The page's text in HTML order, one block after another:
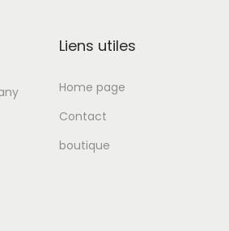
Liens utiles
Home page
Contact
boutique